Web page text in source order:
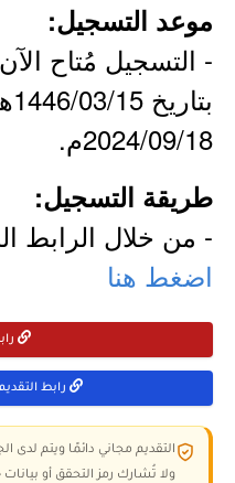
موعد التسجيل:
- التسجيل مُتاح الآن
2024/09/18م.
طريقة التسجيل:
- من خلال الرابط
اضغط هنا
رابط
التقديم مجاني دائمًا ويتم لدى
ولا تُشارك رمز التحقق أو